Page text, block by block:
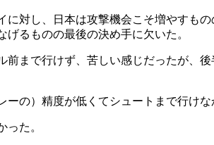
対し、日本は攻撃機会こそ増やすも
るものの最後の決め手に欠いた。
まで行けず、苦しい感じだったが、
の）精度が低くてシュートまで行けな
た。